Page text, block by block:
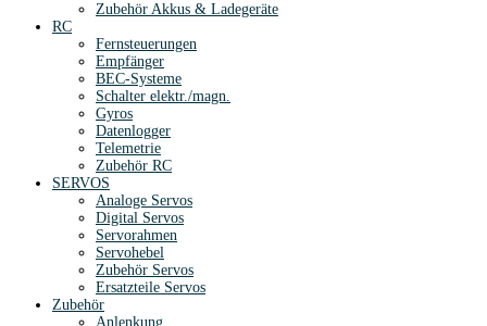
Zubehör Akkus & Ladegeräte
RC
Fernsteuerungen
Empfänger
BEC-Systeme
Schalter elektr./magn.
Gyros
Datenlogger
Telemetrie
Zubehör RC
SERVOS
Analoge Servos
Digital Servos
Servorahmen
Servohebel
Zubehör Servos
Ersatzteile Servos
Zubehör
Anlenkung